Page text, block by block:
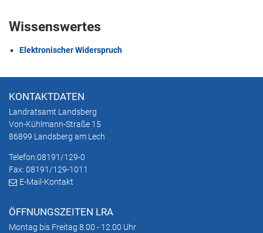
Wissenswertes
Elektronischer Widerspruch
KONTAKTDATEN
Landratsamt Landsberg
Von-Kühlmann-Straße 15
86899 Landsberg am Lech
Telefon:08191/129-0
Fax: 08191/129-1011
E-Mail-Kontakt
ÖFFNUNGSZEITEN LRA
Montag bis Freitag 8.00 - 12.00 Uhr